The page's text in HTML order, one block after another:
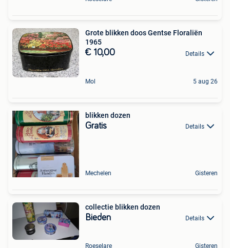
Grote blikken doos Gentse Floraliën
1965
€ 10,00 Details
Mol 5 aug 26
blikken dozen
Gratis Details
Mechelen Gisteren
collectie blikken dozen
Bieden Details
Roeselare Gisteren